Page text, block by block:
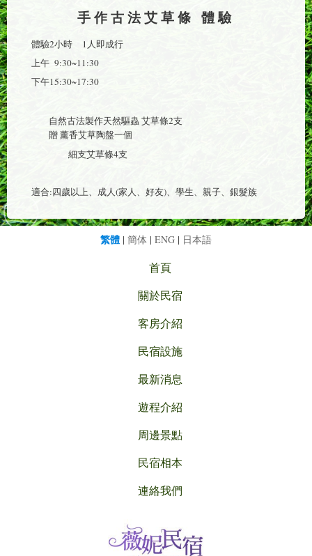
手作古法艾草條 體驗
體驗2小時 1人即成行
上午 9:30~11:30
下午15:30~17:30
自然古法製作天然驅蟲 艾草條2支
贈 薰香艾草陶盤一個
細支艾草條4支
適合:四歲以上、成人(家人、好友)、學生、親子、銀髮族
繁體 | 簡体 | ENG | 日本語
首頁
關於民宿
客房介紹
民宿設施
最新消息
遊程介紹
周邊景點
民宿相本
連絡我們